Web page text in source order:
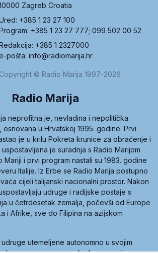
Zagreb Croatia
+385 1 23 27 100
+385 1 23 27 777; 099 502 00 52
+385 1 2327000
pošta: info@radiomarija.hr
Copyright © Radio Marija 1997-2026
Radio Marija
neprofitna je, nevladina i nepolitička
u Hrvatskoj 1995. godine. Prvi
je u krilu Pokreta krunice za obraćenje i
je suradnja s Radio Marijom
Mariji i prvi program nastali su 1983. godine
Italije. Iz Erbe se Radio Marija postupno
cijeli talijanski nacionalni prostor. Nakon
udruge i radijske postaje s
u četrdesetak zemalja, počevši od Europe
i Afrike, sve do Filipina na azijskom
utemeljene autonomno u svojim